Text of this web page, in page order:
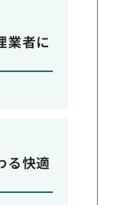
業者に
る快適